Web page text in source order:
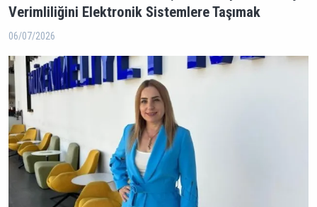
Verimliliğini Elektronik Sistemlere Taşımak
06/07/2026